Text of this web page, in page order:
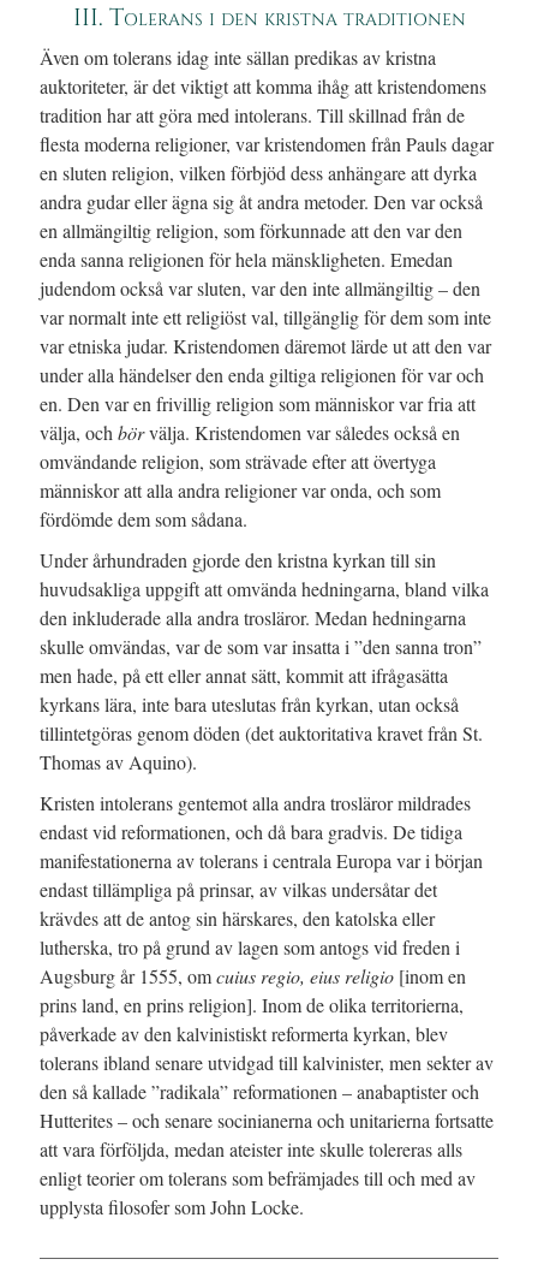
III. Tolerans i den kristna traditionen
Även om tolerans idag inte sällan predikas av kristna
auktoriteter, är det viktigt att komma ihåg att kristendomens
tradition har att göra med intolerans. Till skillnad från de
flesta moderna religioner, var kristendomen från Pauls dagar
en sluten religion, vilken förbjöd dess anhängare att dyrka
andra gudar eller ägna sig åt andra metoder. Den var också
en allmängiltig religion, som förkunnade att den var den
enda sanna religionen för hela mänskligheten. Emedan
judendom också var sluten, var den inte allmängiltig – den
var normalt inte ett religiöst val, tillgänglig för dem som inte
var etniska judar. Kristendomen däremot lärde ut att den var
under alla händelser den enda giltiga religionen för var och
en. Den var en frivillig religion som människor var fria att
välja, och börvälja. Kristendomen var således också en
omvändande religion, som strävade efter att övertyga
människor att alla andra religioner var onda, och som
fördömde dem som sådana.
Under århundraden gjorde den kristna kyrkan till sin
huvudsakliga uppgift att omvända hedningarna, bland vilka
den inkluderade alla andra trosläror. Medan hedningarna
skulle omvändas, var de som var insatta i ”den sanna tron”
men hade, på ett eller annat sätt, kommit att ifrågasätta
kyrkans lära, inte bara uteslutas från kyrkan, utan också
tillintetgöras genom döden (det auktoritativa kravet från St.
Thomas av Aquino).
Kristen intolerans gentemot alla andra trosläror mildrades
endast vid reformationen, och då bara gradvis. De tidiga
manifestationerna av tolerans i centrala Europa var i början
endast tillämpliga på prinsar, av vilkas undersåtar det
krävdes att de antog sin härskares, den katolska eller
lutherska, tro på grund av lagen som antogs vid freden i
Augsburg år 1555, omcuius regio, eius religio [inom en
prins land, en prins religion]. Inom de olika territorierna,
påverkade av den kalvinistiskt reformerta kyrkan, blev
tolerans ibland senare utvidgad till kalvinister, men sekter av
den så kallade ”radikala” reformationen – anabaptister och
Hutterites – och senare socinianerna och unitarierna fortsatte
att vara förföljda, medan ateister inte skulle tolereras alls
enligt teorier om tolerans som befrämjades till och med av
upplysta filosofer som John Locke.